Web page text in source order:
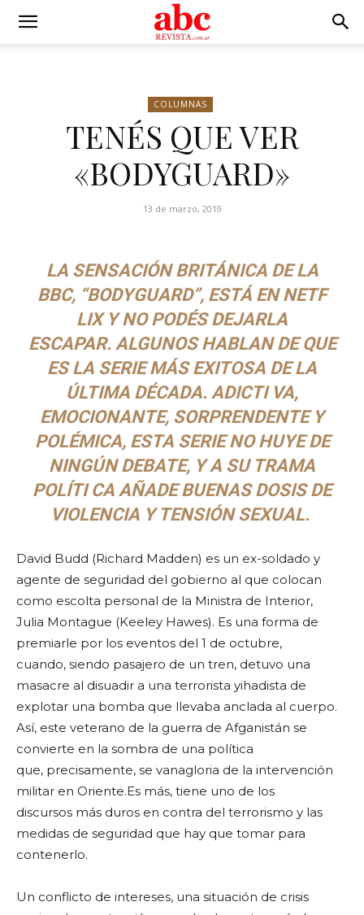
COLUMNAS
TENÉS QUE VER
«BODYGUARD»
13 de marzo, 2019
LA SENSACIÓN BRITÁNICA DE LA
BBC, “BODYGUARD”, ESTÁ EN NETF
LIX Y NO PODÉS DEJARLA
ESCAPAR. ALGUNOS HABLAN DE QUE
ES LA SERIE MÁS EXITOSA DE LA
ÚLTIMA DÉCADA. ADICTI VA,
EMOCIONANTE, SORPRENDENTE Y
POLÉMICA, ESTA SERIE NO HUYE DE
NINGÚN DEBATE, Y A SU TRAMA
POLÍTI CA AÑADE BUENAS DOSIS DE
VIOLENCIA Y TENSIÓN SEXUAL.
David Budd (Richard Madden) es un ex-soldado y
agente de seguridad del gobierno al que colocan
como escolta personal de la Ministra de Interior,
Julia Montague (Keeley Hawes). Es una forma de
premiarle por los eventos del 1 de octubre,
cuando, siendo pasajero de un tren, detuvo una
masacre al disuadir a una terrorista yihadista de
explotar una bomba que llevaba anclada al cuerpo.
Así, este veterano de la guerra de Afganistán se
convierte en la sombra de una política
que, precisamente, se vanagloria de la intervención
militar en Oriente.Es más, tiene uno de los
discursos más duros en contra del terrorismo y las
medidas de seguridad que hay que tomar para
contenerlo.
Un conflicto de intereses, una situación de crisis